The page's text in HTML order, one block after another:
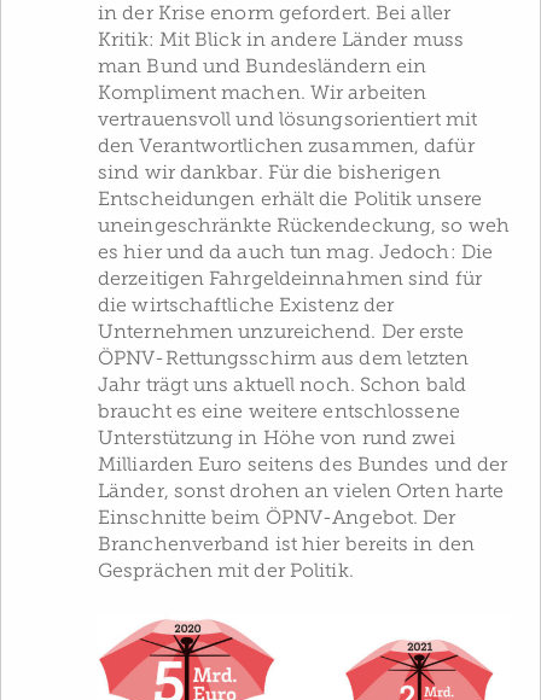
in der Krise enorm gefordert. Bei aller
Kritik: Mit Blick in andere Länder muss
man Bund und Bundesländern ein
Kompliment machen. Wir arbeiten
vertrauensvoll und lösungsorientiert mit
den Verantwortlichen zusammen, dafür
sind wir dankbar. Für die bisherigen
Entscheidungen erhält die Politik unsere
uneingeschränkte Rückendeckung, so weh
es hier und da auch tun mag. Jedoch: Die
derzeitigen Fahrgeldeinnahmen sind für
die wirtschaftliche Existenz der
Unternehmen unzureichend. Der erste
ÖPNV-Rettungsschirm aus dem letzten
Jahr trägt uns aktuell noch. Schon bald
braucht es eine weitere entschlossene
Unterstützung in Höhe von rund zwei
Milliarden Euro seitens des Bundes und der
Länder, sonst drohen an vielen Orten harte
Einschnitte beim ÖPNV-Angebot. Der
Branchenverband ist hier bereits in den
Gesprächen mit der Politik.